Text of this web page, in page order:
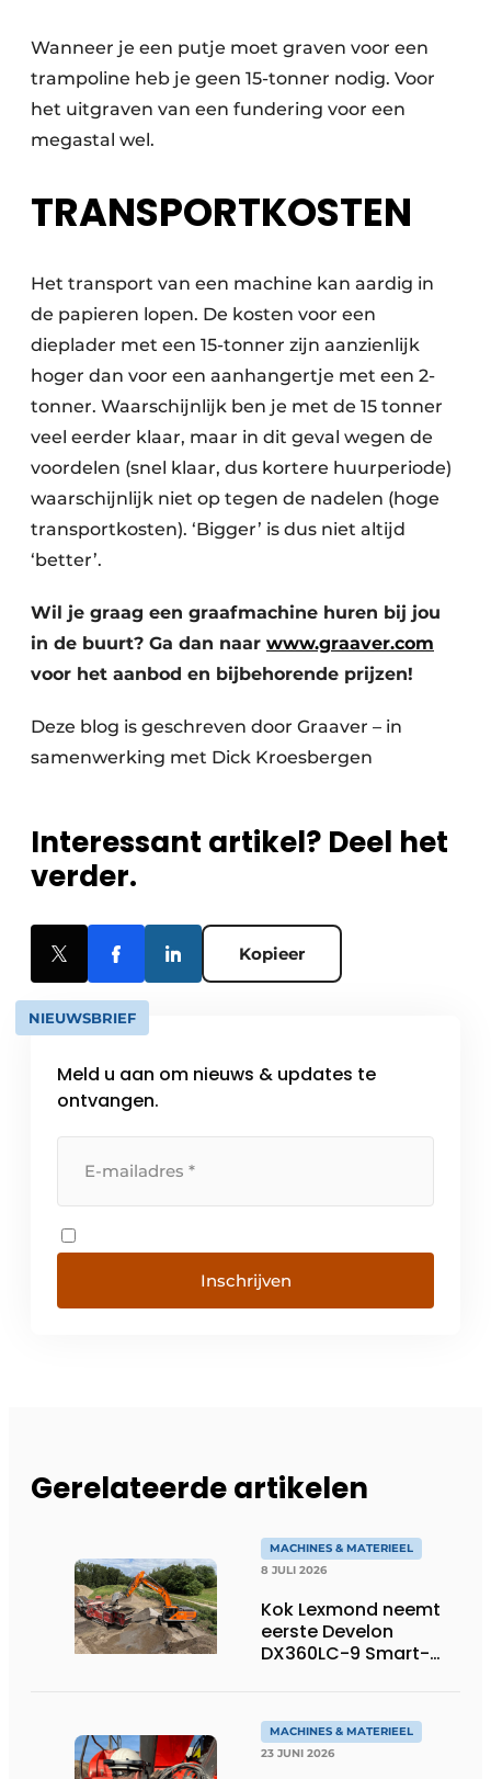
Wanneer je een putje moet graven voor een
trampoline heb je geen 15-tonner nodig. Voor
het uitgraven van een fundering voor een
megastal wel.
TRANSPORTKOSTEN
Het transport van een machine kan aardig in
de papieren lopen. De kosten voor een
dieplader met een 15-tonner zijn aanzienlijk
hoger dan voor een aanhangertje met een 2-
tonner. Waarschijnlijk ben je met de 15 tonner
veel eerder klaar, maar in dit geval wegen de
voordelen (snel klaar, dus kortere huurperiode)
waarschijnlijk niet op tegen de nadelen (hoge
transportkosten). ‘Bigger’ is dus niet altijd
‘better’.
Wil je graag een graafmachine huren bij jou
in de buurt? Ga dan naar www.graaver.com
voor het aanbod en bijbehorende prijzen!
Deze blog is geschreven door Graaver – in
samenwerking met Dick Kroesbergen
Interessant artikel? Deel het
verder.
Kopieer
NIEUWSBRIEF
Meld u aan om nieuws & updates te
ontvangen.
Inschrijven
Gerelateerde artikelen
MACHINES & MATERIEEL
8 JULI 2026
Kok Lexmond neemt
eerste Develon
DX360LC-9 Smart-
MACHINES & MATERIEEL
23 JUNI 2026